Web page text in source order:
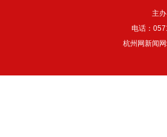
主
电话：
杭州网新闻